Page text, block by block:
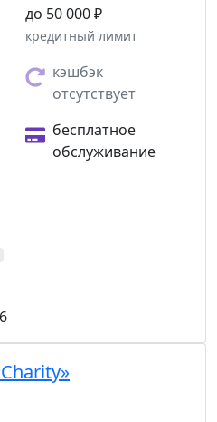
до 50 000 ₽
кредитный лимит
кэшбэк
отсутствует
бесплатное
обслуживание